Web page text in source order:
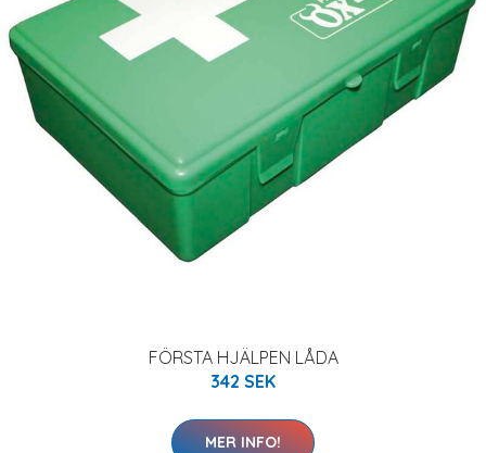
FÖRSTA HJÄLPEN LÅDA
342 SEK
MER INFO!